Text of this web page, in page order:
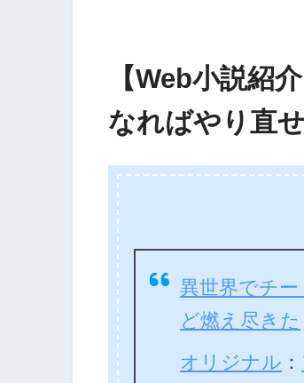
【Web小説紹
なればやり直
異世界でチ
ど燃え尽きた
オリジナル ：